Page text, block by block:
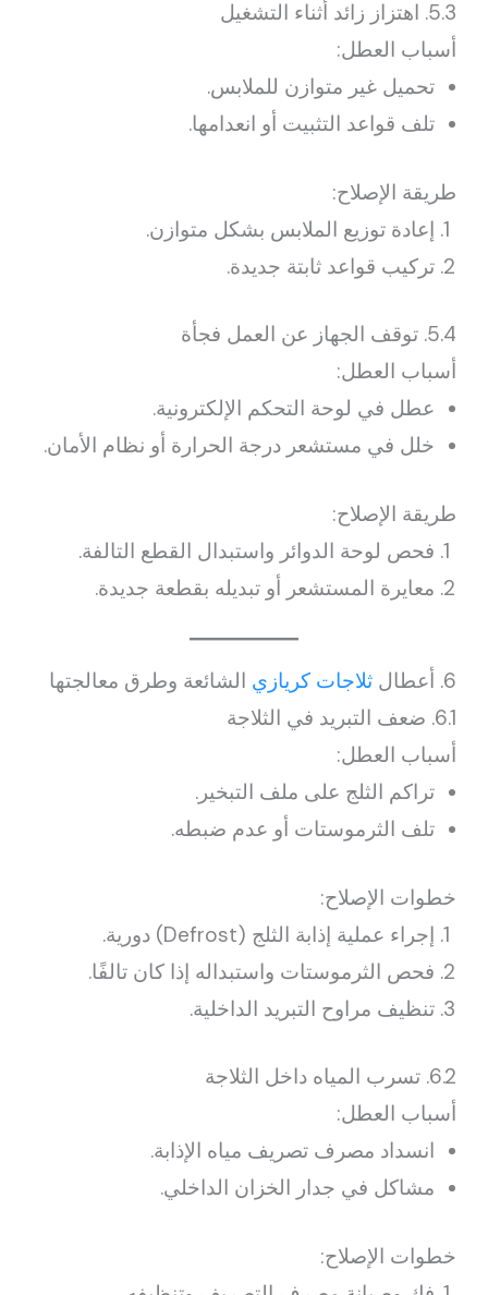
5.3. اهتزاز زائد أثناء التشغيل
أسباب العطل:
تحميل غير متوازن للملابس.
تلف قواعد التثبيت أو انعدامها.
طريقة الإصلاح:
إعادة توزيع الملابس بشكل متوازن.
تركيب قواعد ثابتة جديدة.
5.4. توقف الجهاز عن العمل فجأة
أسباب العطل:
عطل في لوحة التحكم الإلكترونية.
خلل في مستشعر درجة الحرارة أو نظام الأمان.
طريقة الإصلاح:
فحص لوحة الدوائر واستبدال القطع التالفة.
معايرة المستشعر أو تبديله بقطعة جديدة.
6. أعطال ثلاجات كريازي الشائعة وطرق معالجتها
6.1. ضعف التبريد في الثلاجة
أسباب العطل:
تراكم الثلج على ملف التبخير.
تلف الثرموستات أو عدم ضبطه.
خطوات الإصلاح:
إجراء عملية إذابة الثلج (Defrost) دورية.
فحص الثرموستات واستبداله إذا كان تالفًا.
تنظيف مراوح التبريد الداخلية.
6.2. تسرب المياه داخل الثلاجة
أسباب العطل:
انسداد مصرف تصريف مياه الإذابة.
مشاكل في جدار الخزان الداخلي.
خطوات الإصلاح: